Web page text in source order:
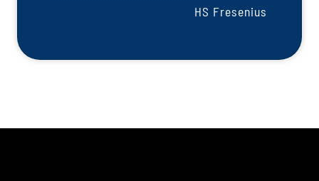
HS Fresenius